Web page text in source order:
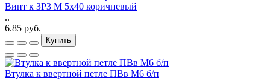
Винт к ЗР3 М 5х40 коричневый
..
6.85 руб.
Купить
Втулка к ввертной петле ПВв М6 б/п